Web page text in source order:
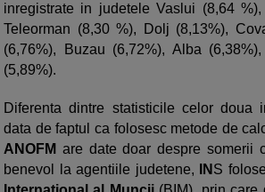
inregistrate in judetele Vaslui (8,64
Teleorman (8,30 %), Dolj (8,13%),
(6,76%), Buzau (6,72%), Alba
(5,89%).
Diferenta dintre statisticile celor doua
data de faptul ca folosesc metode de
ANOFM are date doar despre somerii
benevol la agentiile judetene,
IN S